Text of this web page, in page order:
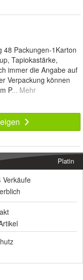
48 Packungen-1Karton
Tapiokastärke,
immer die Angabe auf
Verpackung können
P... Mehr
Platin
Verkäufe